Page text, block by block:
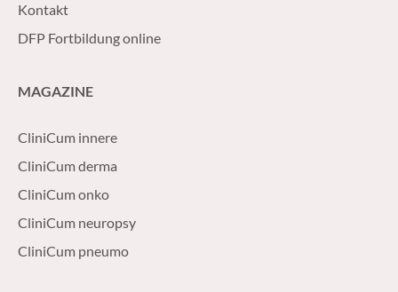
Kontakt
DFP Fortbildung online
MAGAZINE
CliniCum innere
CliniCum derma
CliniCum onko
CliniCum neuropsy
CliniCum pneumo